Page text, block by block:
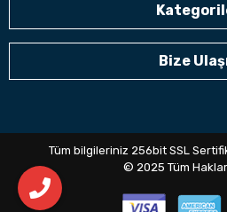
Bize
Tüm bilgileriniz 256bit SSL
© 2025 Tüm